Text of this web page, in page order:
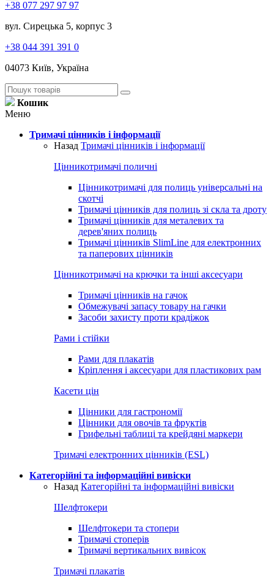
+38 077 297 97 97
вул. Сирецька 5, корпус 3
+38 044 391 391 0
04073 Київ, Україна
Кошик
Меню
Тримачі цінників і інформації
Назад Тримачі цінників і інформації
Цінникотримачі поличні
Цінникотримачі для полиць універсальні на
скотчі
Тримачі цінників для полиць зі скла та дроту
Тримачі цінників для металевих та
дерев'яних полиць
Тримачі цінників SlimLine для електронних
та паперових цінників
Цінникотримачі на крючки та інші аксесуари
Тримачі цінників на гачок
Обмежувачі запасу товару на гачки
Засоби захисту проти крадіжок
Рами і стійки
Рами для плакатів
Кріплення і аксесуари для пластикових рам
Касети цін
Цінники для гастрономії
Цінники для овочів та фруктів
Грифельні таблиці та крейдяні маркери
Тримачі електронних цінників (ESL)
Категорійні та інформаційні вивіски
Назад Категорійні та інформаційні вивіски
Шелфтокери
Шелфтокери та стопери
Тримачі стоперів
Тримачі вертикальних вивісок
Тримачі плакатів